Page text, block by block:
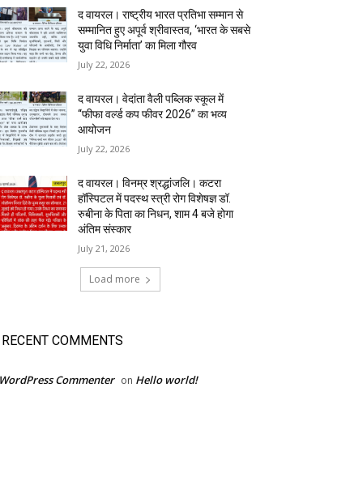
द वायरल। राष्ट्रीय भारत प्रतिभा सम्मान से
सम्मानित हुए अपूर्व श्रीवास्तव, ‘भारत के सबसे
युवा विधि निर्माता’ का मिला गौरव
July 22, 2026
द वायरल। वेदांता वैली पब्लिक स्कूल में
“फीफा वर्ल्ड कप फीवर 2026” का भव्य
आयोजन
July 22, 2026
द वायरल। विनम्र श्रद्धांजलि। कटरा
हॉस्पिटल में पदस्थ स्त्री रोग विशेषज्ञ डॉ.
रुबीना के पिता का निधन, शाम 4 बजे होगा
अंतिम संस्कार
July 21, 2026
Load more
RECENT COMMENTS
Commenter on Hello world!